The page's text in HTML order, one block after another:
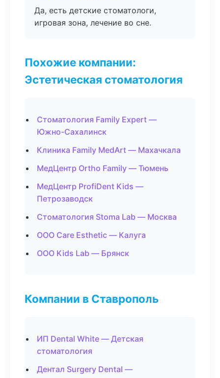
Да, есть детские стоматологи,
игровая зона, лечение во сне.
Похожие компании:
Эстетическая стоматология
Стоматология Family Expert —
Южно-Сахалинск
Клиника Family MedArt — Махачкала
МедЦентр Ortho Family — Тюмень
МедЦентр ProfiDent Kids —
Петрозаводск
Стоматология Stoma Lab — Москва
ООО Care Esthetic — Калуга
ООО Kids Lab — Брянск
Компании в Ставрополь
ИП Dental White — Детская
стоматология
Дентал Surgery Dental —